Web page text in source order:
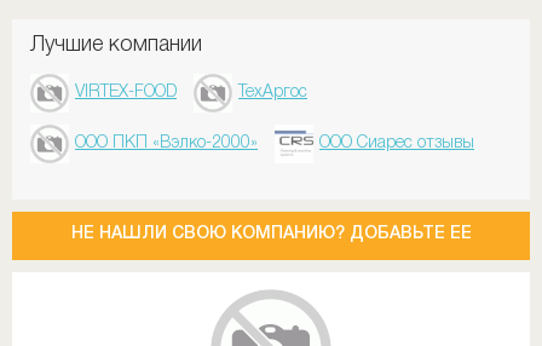
Лучшие компании
VIRTEX-FOOD ТехАргос
ООО ПКП «Вэлко-2000» ООО Сиарес отзывы
НЕ НАШЛИ СВОЮ КОМПАНИЮ? ДОБАВЬТЕ ЕЕ